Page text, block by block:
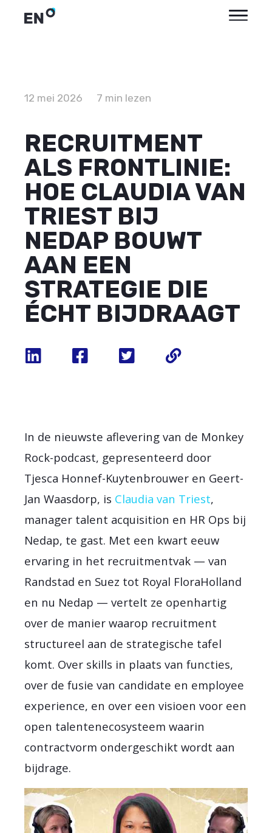
12 mei 2026 7 min lezen
RECRUITMENT
ALS FRONTLINIE:
HOE CLAUDIA VAN
TRIEST BIJ
NEDAP BOUWT
AAN EEN
STRATEGIE DIE
ÉCHT BIJDRAAGT
​In de nieuwste aflevering van de Monkey
Rock-podcast, gepresenteerd door
Tjesca Honnef-Kuytenbrouwer en Geert-
Jan Waasdorp, is Claudia van Triest,
manager talent acquisition en HR Ops bij
Nedap, te gast. Met een kwart eeuw
ervaring in het recruitmentvak — van
Randstad en Suez tot Royal FloraHolland
en nu Nedap — vertelt ze openhartig
over de manier waarop recruitment
structureel aan de strategische tafel
komt. Over skills in plaats van functies,
over de fusie van candidate en employee
experience, en over een visioen voor een
open talentenecosysteem waarin
contractvorm ondergeschikt wordt aan
bijdrage.